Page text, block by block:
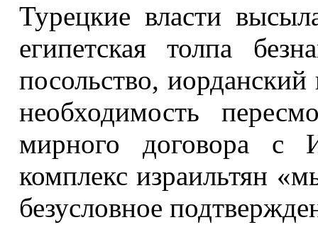
Турецкие власти
египетская толпа
посольство,
необходимость
мирного договора с
комплекс израильтян
безусловное